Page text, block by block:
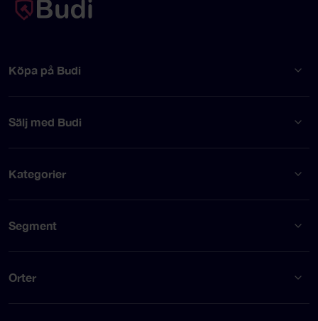
Köpa på Budi
Sälj med Budi
Kategorier
Segment
Orter